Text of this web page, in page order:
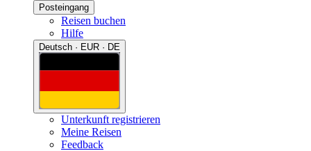
Posteingang
Reisen buchen
Hilfe
Deutsch · EUR · DE
Unterkunft registrieren
Meine Reisen
Feedback